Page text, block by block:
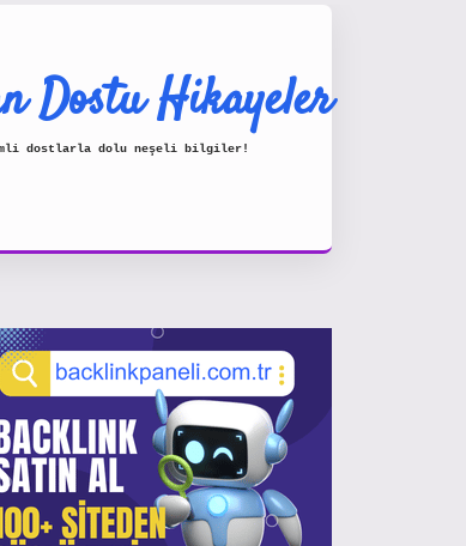
Dostu Hikayeler
dostlarla dolu neşeli bilgiler!